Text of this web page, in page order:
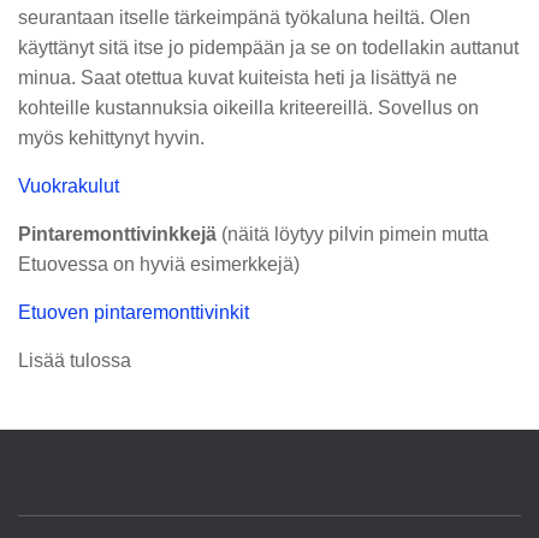
seurantaan itselle tärkeimpänä työkaluna heiltä. Olen
käyttänyt sitä itse jo pidempään ja se on todellakin auttanut
minua. Saat otettua kuvat kuiteista heti ja lisättyä ne
kohteille kustannuksia oikeilla kriteereillä. Sovellus on
myös kehittynyt hyvin.
Vuokrakulut
Pintaremonttivinkkejä (näitä löytyy pilvin pimein mutta
Etuovessa on hyviä esimerkkejä)
Etuoven pintaremonttivinkit
Lisää tulossa